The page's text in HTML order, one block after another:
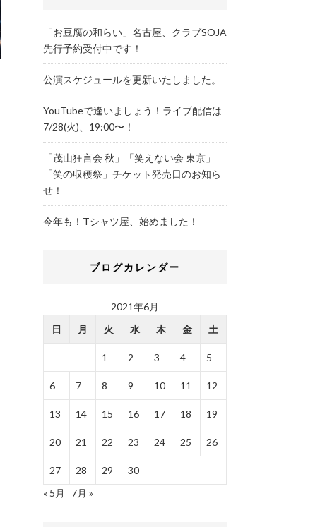
「お豆腐の和らい」名古屋、クラブSOJA
先行予約受付中です！
公演スケジュールを更新いたしました。
YouTubeで逢いましょう！ライブ配信は
7/28(火)、19:00〜！
「茂山狂言会 秋」「笑えない会 東京」
「笑の収穫祭」チケット発売日のお知ら
せ！
今年も！Tシャツ屋、始めました！
ブログカレンダー
2021年6月
日
月 火 水 木 金 土
1 2 3 4 5
6 7 8 9 10 11 12
13 14 15 16 17 18 19
20 21 22 23 24 25 26
27 28 29
30
« 5月
7月 »